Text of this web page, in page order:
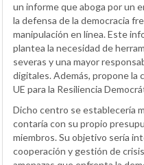
un informe que aboga por un
la defensa de la democracia
manipulación en línea. Este
plantea la necesidad de
severas y una mayor
digitales. Además, propone la
UE para la Resiliencia
Dicho centro se establecería
contaría con su propio
miembros. Su objetivo sería
cooperación y gestión de